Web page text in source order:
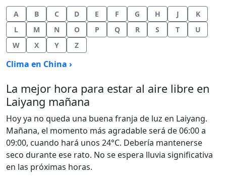
A B C D E F G H J
K
L
M N O P Q R S T
U
W
X Y Z
Clima en China ›
La mejor hora para estar al aire libre en
Laiyang mañana
Hoy ya no queda una buena franja de luz en Laiyang.
Mañana, el momento más agradable será de 06:00 a
09:00, cuando hará unos 24°C. Debería mantenerse
seco durante ese rato. No se espera lluvia significativa
en las próximas horas.